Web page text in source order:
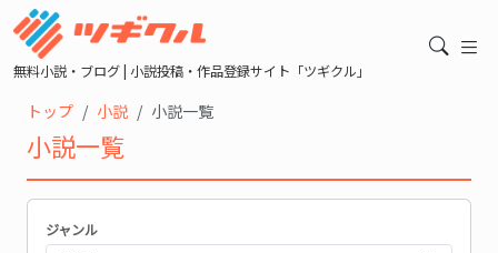
無料小説・ブログ | 小説投稿・作品登録サイト「ツギクル」
トップ 小説 小説一覧
小説一覧
ジャンル